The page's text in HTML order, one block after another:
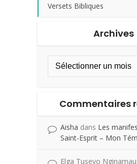
Versets Bibliques
Archives
Commentaires
Aisha dans Les
Saint-Esprit – Mon
Elga Tusevo Nginamau